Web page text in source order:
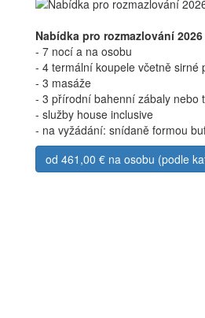
Nabídka pro rozmazlování 2026
- 7 nocí a na osobu
- 4 termální koupele včetně sirné
- 3 masáže
- 3 přírodní bahenní zábaly nebo
- služby house inclusive
- na vyžádání: snídaně formou
od 461,00 € na osobu (podle